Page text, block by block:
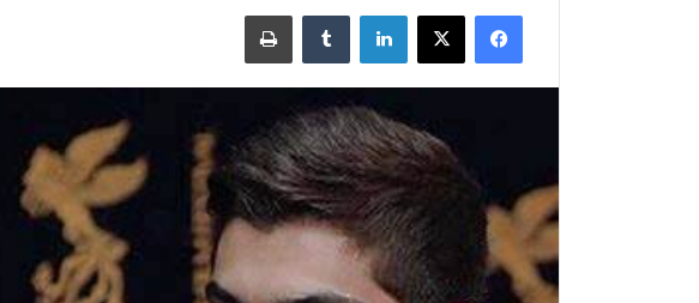
فیسبوک X لینکدین ‫تامبلر چاپ